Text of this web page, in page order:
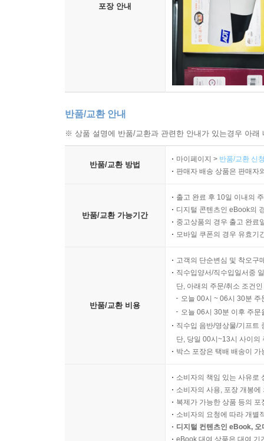
포장 안내
반품/교환 안내
※ 상품 설명에 반품/교환과 관련한 안내가 있는경우 아
반품/교환 방법
마이페이지 > 반품/교환 신
판매자 배송 상품은 판매자
반품/교환 가능기간
출고 완료 후 10일 이내의
디지털 콘텐츠인 eBook의
중고상품의 경우 출고 완료
모바일 쿠폰의 경우 유효기
반품/교환 비용
고객의 단순변심 및 착오구
직수입양서/직수입일서중
단, 아래의 주문/취소 조건
오늘 00시 ~ 06시 30분
오늘 06시 30분 이후 주
직수입 음반/영상물/기프트
단, 당일 00시~13시 사이의
박스 포장은 택배 배송이
소비자의 책임 있는 사유로
소비자의 사용, 포장 개봉
복제가 가능한 상품 등의
소비자의 요청에 따라 개별
디지털 컨텐츠인 eBook,